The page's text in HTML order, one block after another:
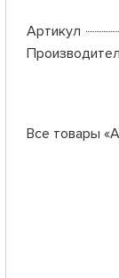
Артикул
Все товары